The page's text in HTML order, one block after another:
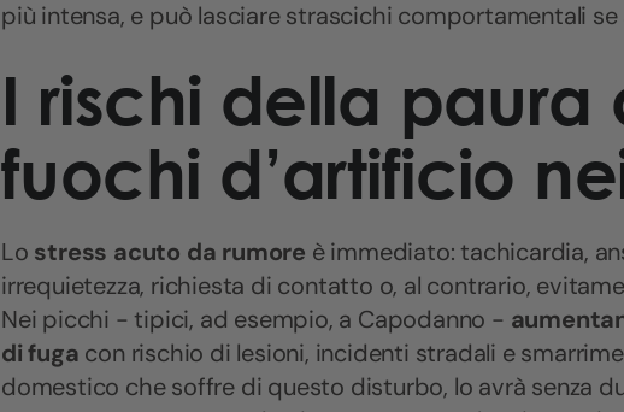
più intensa, e può lasciare strascichi comportamentali
I rischi della paura
fuochi d’artificio
Lo stress acuto da rumore è immediato: tachicardia,
irrequietezza, richiesta di contatto o, al contrario,
Nei picchi - tipici, ad esempio, a Capodanno -
di fuga con rischio di lesioni, incidenti stradali e
domestico che soffre di questo disturbo, lo avrà senza